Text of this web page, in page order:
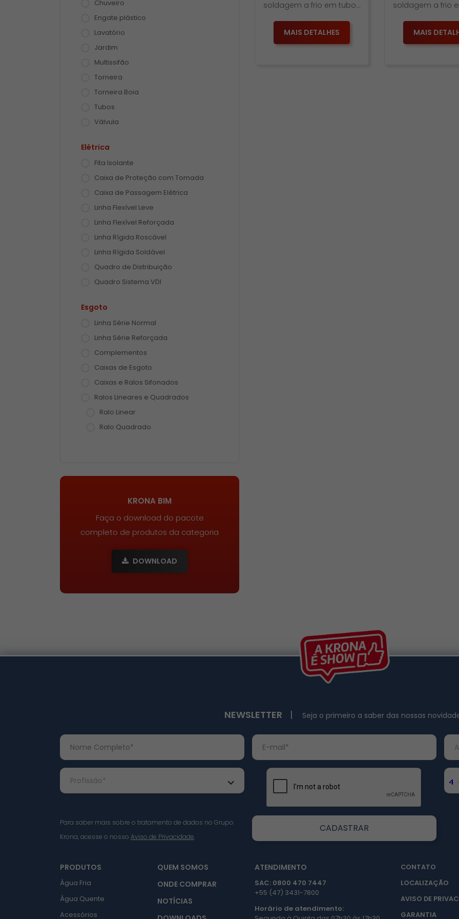
Chuveiro
Engate plástico
Lavatório
Jardim
Multissifão
Torneira
Torneira Boia
Tubos
Válvula
Elétrica
Fita Isolante
Caixa de Proteção com Tomada
Caixa de Passagem Elétrica
Linha Flexível Leve
Linha Flexível Reforçada
Linha Rígida Roscável
Linha Rígida Soldável
Quadro de Distribuição
Quadro Sistema VDI
Esgoto
Linha Série Normal
Linha Série Reforçada
Complementos
Caixas de Esgoto
Caixas e Ralos Sifonados
Ralos Lineares e Quadrados
Ralo Linear
Ralo Quadrado
KRONA BIM
Faça o download do pacote
completo de produtos da categoria
DOWNLOAD
soldagem a frio em tubos
MAIS DETALHES
soldagem a frio
MAIS
NEWSLETTER | Seja o primeiro a saber das nossas
Para saber mais sobre o tratamento de dados no Grupo
Krona, acesse o nosso Aviso de Privacidade.
PRODUTOS
Água Fria
Água Quente
Acessórios
QUEM SOMOS
ONDE COMPRAR
NOTÍCIAS
ATENDIMENTO
SAC: 0800 470 7447
+55 (47) 3431-7800
Horário de atendimento:
CONTATO
LOCALIZAÇÃO
AVISO DE
GARANTIA